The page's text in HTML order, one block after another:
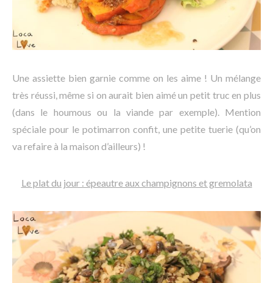
Une assiette bien garnie comme on les aime ! Un mélange
très réussi, même si on aurait bien aimé un petit truc en plus
(dans le houmous ou la viande par exemple). Mention
spéciale pour le potimarron confit, une petite tuerie (qu’on
va refaire à la maison d’ailleurs) !
Le plat du jour : épeautre aux champignons et gremolata